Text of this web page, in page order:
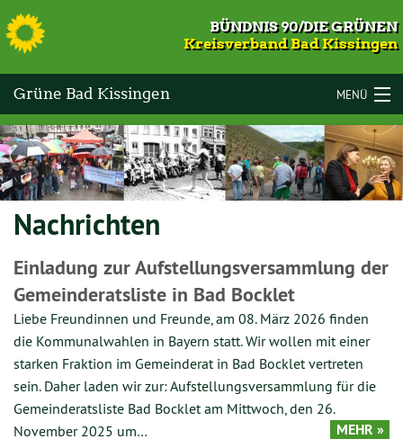
S
BÜNDNIS 90/DIE GRÜNEN
Kreisverband Bad Kissingen
Grüne Bad Kissingen MENÜ
LANDKREIS BAD KISSINGEN
VOR ORT
KOMMUNALWAHLEN 2026
MITMACHEN
GESCHICHTE
Nachrichten
Einladung zur Aufstellungsversammlung der
Gemeinderatsliste in Bad Bocklet
Liebe Freundinnen und Freunde, am 08. März 2026 finden
die Kommunalwahlen in Bayern statt. Wir wollen mit einer
starken Fraktion im Gemeinderat in Bad Bocklet vertreten
sein. Daher laden wir zur: Aufstellungsversammlung für die
Gemeinderatsliste Bad Bocklet am Mittwoch, den 26.
November 2025 um…
MEHR »